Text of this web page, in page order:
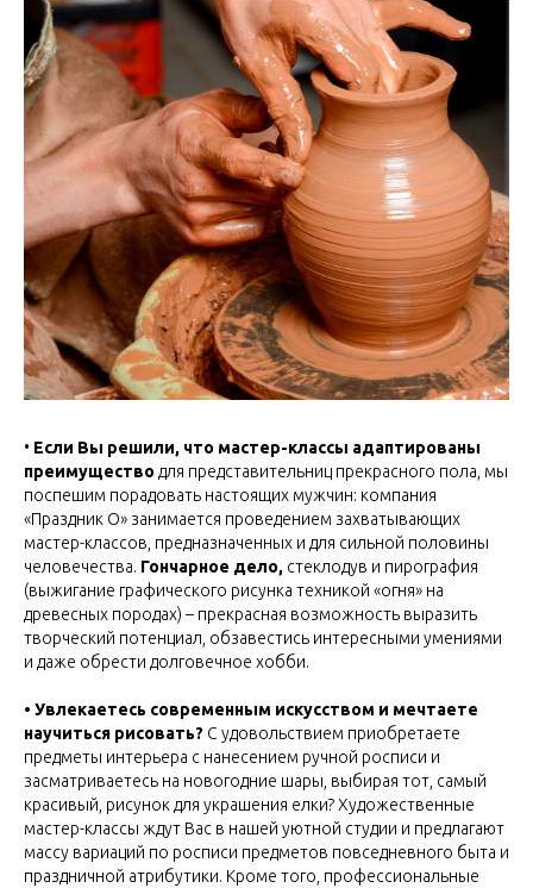
• Если Вы решили, что мастер-классы адаптированы
преимущество для представительниц прекрасного пола, мы
поспешим порадовать настоящих мужчин: компания
«Праздник О» занимается проведением захватывающих
мастер-классов, предназначенных и для сильной половины
человечества. Гончарное дело, стеклодув и пирография
(выжигание графического рисунка техникой «огня» на
древесных породах) – прекрасная возможность выразить
творческий потенциал, обзавестись интересными умениями
и даже обрести долговечное хобби.
• Увлекаетесь современным искусством и мечтаете
научиться рисовать? С удовольствием приобретаете
предметы интерьера с нанесением ручной росписи и
засматриваетесь на новогодние шары, выбирая тот, самый
красивый, рисунок для украшения елки? Художественные
мастер-классы ждут Вас в нашей уютной студии и предлагают
массу вариаций по росписи предметов повседневного быта и
праздничной атрибутики. Кроме того, профессиональные